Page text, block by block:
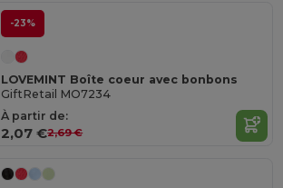
-23%
LOVEMINT Boîte coeur avec bonbons
GiftRetail MO7234
À partir de:
2,07 €2,69 €